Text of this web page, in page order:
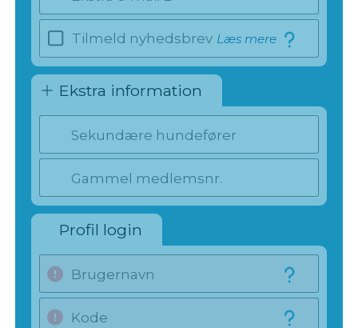
Tilmeld nyhedsbrev Læs mere
Ekstra information
Sekundære hundefører
Gammel medlemsnr.
Profil login
Brugernavn
Kode